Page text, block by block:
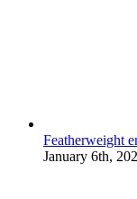
Featherweight
January 6th,